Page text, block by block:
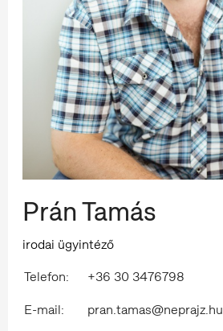
Prán Tamás
irodai ügyintéző
Telefon:
+36 30 3476798
E-mail:
pran.tamas@neprajz.hu